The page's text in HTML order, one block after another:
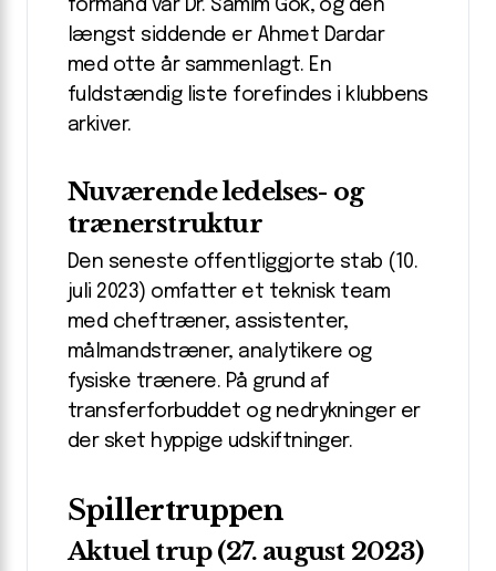
formand var Dr. Samim Gök, og den
længst siddende er Ahmet Dardar
med otte år sammenlagt. En
fuldstændig liste forefindes i klubbens
arkiver.
Nuværende ledelses- og
trænerstruktur
Den seneste offentliggjorte stab (10.
juli 2023) omfatter et teknisk team
med cheftræner, assistenter,
målmandstræner, analytikere og
fysiske trænere. På grund af
transferforbuddet og nedrykninger er
der sket hyppige udskiftninger.
Spillertruppen
Aktuel trup (27. august 2023)